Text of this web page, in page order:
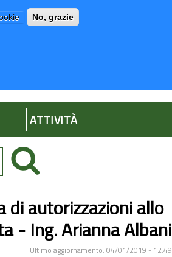
No, grazie
ATTIVITÀ
autorizzazioni allo
- Ing. Arianna Albani
Ultimo aggiornamento: 04/01/2019 - 12:49